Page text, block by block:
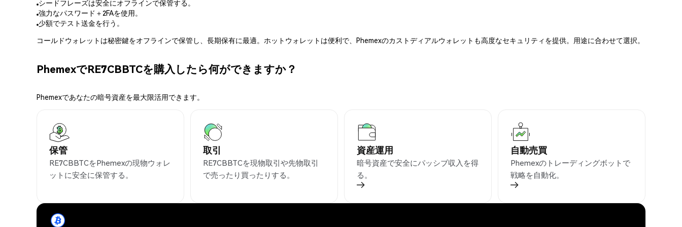
シードフレーズは安全にオフラインで保管する。
強力なパスワード＋2FAを使用。
少額でテスト送金を行う。
コールドウォレットは秘密鍵をオフラインで保管し、長期保有に最適。ホットウォレットは便利で、Phemexのカストディアルウォレットも高度なセキュリティを提供。用途に合わせて選択。
PhemexでRE7CBBTCを購入したら何ができますか？
Phemexであなたの暗号資産を最大限活用できます。
保管
RE7CBBTCをPhemexの現物ウォレ
ットに安全に保管する。
取引
RE7CBBTCを現物取引や先物取引
で売ったり買ったりする。
資産運用
暗号資産で安全にパッシブ収入を得
る。
自動売買
Phemexのトレーディングボットで
戦略を自動化。